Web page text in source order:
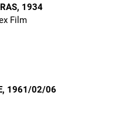
, 1934
Film
, 1961/02/06